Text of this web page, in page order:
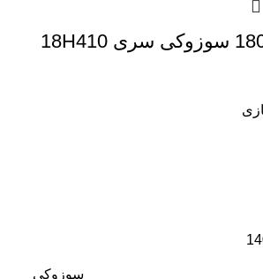
کولر گازی 18000 سوزوکی سری 18H410
سوزوکی